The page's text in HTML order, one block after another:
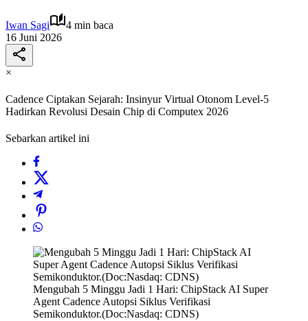
Iwan Sagi
4 min baca
16 Juni 2026
×
Cadence Ciptakan Sejarah: Insinyur Virtual Otonom Level-5
Hadirkan Revolusi Desain Chip di Computex 2026
Sebarkan artikel ini
Mengubah 5 Minggu Jadi 1 Hari: ChipStack AI Super
Agent Cadence Autopsi Siklus Verifikasi
Semikonduktor.(Doc:Nasdaq: CDNS)